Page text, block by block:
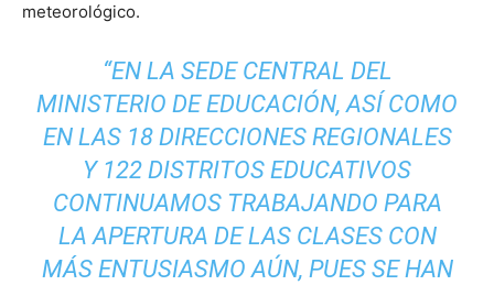
meteorológico.
“EN LA SEDE CENTRAL DEL
MINISTERIO DE EDUCACIÓN, ASÍ COMO
EN LAS 18 DIRECCIONES REGIONALES
Y 122 DISTRITOS EDUCATIVOS
CONTINUAMOS TRABAJANDO PARA
LA APERTURA DE LAS CLASES CON
MÁS ENTUSIASMO AÚN, PUES SE HAN